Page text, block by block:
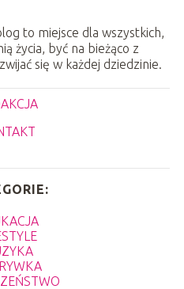
to miejsce dla wszystkich,
życia, być na bieżąco z
się w każdej dziedzinie.